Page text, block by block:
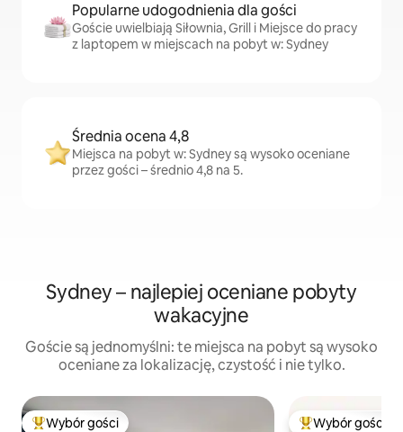
Popularne udogodnienia dla gości
Goście uwielbiają Siłownia, Grill i Miejsce do pracy
z laptopem w miejscach na pobyt w: Sydney
Średnia ocena 4,8
Miejsca na pobyt w: Sydney są wysoko oceniane
przez gości – średnio 4,8 na 5.
Sydney – najlepiej oceniane pobyty
wakacyjne
Goście są jednomyślni: te miejsca na pobyt są wysoko
oceniane za lokalizację, czystość i nie tylko.
Wybór gości Wybór gości